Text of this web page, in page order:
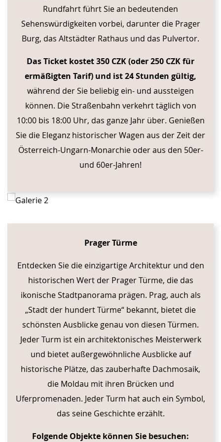
Rundfahrt führt Sie an bedeutenden
Sehenswürdigkeiten vorbei, darunter die Prager
Burg, das Altstädter Rathaus und das Pulvertor.
Das Ticket kostet 350 CZK (oder 250 CZK für
ermäßigten Tarif) und ist 24 Stunden gültig,
während der Sie beliebig ein- und aussteigen
können. Die Straßenbahn verkehrt täglich von
10:00 bis 18:00 Uhr, das ganze Jahr über. Genießen
Sie die Eleganz historischer Wagen aus der Zeit der
Österreich-Ungarn-Monarchie oder aus den 50er-
und 60er-Jahren!
Prager Türme
Entdecken Sie die einzigartige Architektur und den
historischen Wert der Prager Türme, die das
ikonische Stadtpanorama prägen. Prag, auch als
„Stadt der hundert Türme“ bekannt, bietet die
schönsten Ausblicke genau von diesen Türmen.
Jeder Turm ist ein architektonisches Meisterwerk
und bietet außergewöhnliche Ausblicke auf
historische Plätze, das zauberhafte Dachmosaik,
die Moldau mit ihren Brücken und
Uferpromenaden. Jeder Turm hat auch ein Symbol,
das seine Geschichte erzählt.
Folgende Objekte können Sie besuchen: